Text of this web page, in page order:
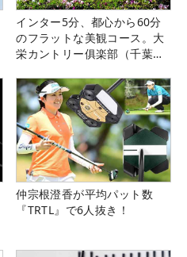
インター5分、都心から60分
のフラットな美観コース。大
栄カントリー俱楽部（千葉
仲宗根澄香が平均パット数
『TRTL』で6人抜き！